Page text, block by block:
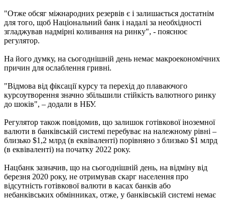
"Отже обсяг міжнародних резервів є і залишається достатнім
для того, щоб Національний банк і надалі за необхідності
згладжував надмірні коливання на ринку", - пояснює
регулятор.
На його думку, на сьогоднішній день немає макроекономічних
причин для ослаблення гривні.
"Відмова від фіксації курсу та перехід до плаваючого
курсоутворення значно збільшили стійкість валютного ринку
до шоків", – додали в НБУ.
Регулятор також повідомив, що залишок готівкової іноземної
валюти в банківській системі перебуває на належному рівні –
близько $1,2 млрд (в еквіваленті) порівняно з близько $1 млрд
(в еквіваленті) на початку 2022 року.
Нацбанк зазначив, що на сьогоднішній день, на відміну від
березня 2020 року, не отримував скарг населення про
відсутність готівкової валюти в касах банків або
небанківських обмінниках, отже, у банківській системі немає